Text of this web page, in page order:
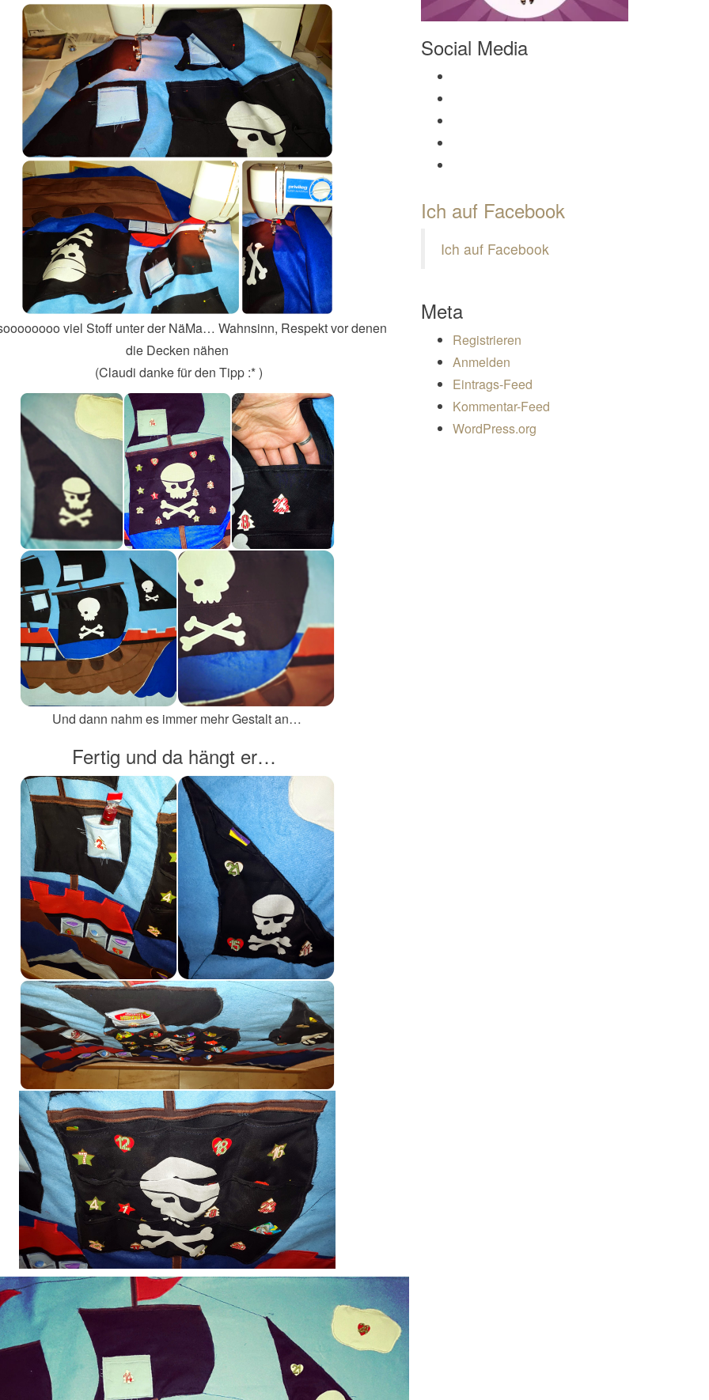
viel Stoff unter der NäMa… Wahnsinn, Respekt vor denen
die Decken nähen
(Claudi danke für den Tipp :* )
Und dann nahm es immer mehr Gestalt an…
Fertig und da hängt er…
Social Media
Ich auf Facebook
Ich auf Facebook
Meta
Registrieren
Anmelden
Eintrags-Feed
Kommentar-Feed
WordPress.org